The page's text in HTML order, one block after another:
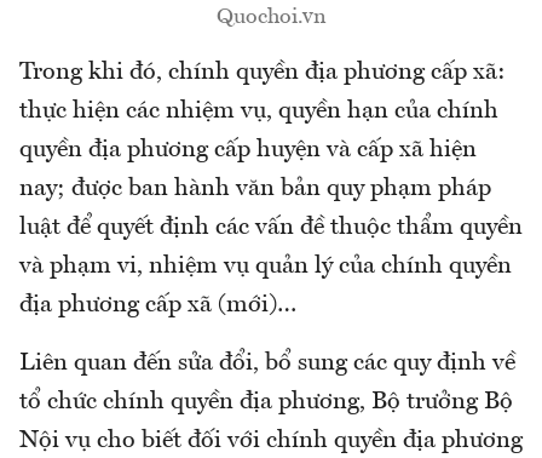
Quochoi.vn
Trong khi đó, chính quyền địa phương cấp xã:
thực hiện các nhiệm vụ, quyền hạn của chính
quyền địa phương cấp huyện và cấp xã hiện
nay; được ban hành văn bản quy phạm pháp
luật để quyết định các vấn đề thuộc thẩm quyền
và phạm vi, nhiệm vụ quản lý của chính quyền
địa phương cấp xã (mới)…
Liên quan đến sửa đổi, bổ sung các quy định về
tổ chức chính quyền địa phương, Bộ trưởng Bộ
Nội vụ cho biết đối với chính quyền địa phương